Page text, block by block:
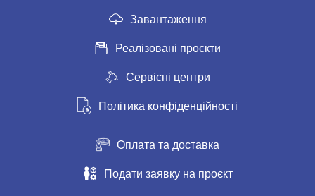
Завантаження
Реалізовані проєкти
Сервісні центри
Політика конфіденційності
Оплата та доставка
Подати заявку на проєкт